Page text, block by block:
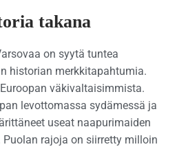
takana
on syytä tuntea
historian merkkitapahtumia.
väkivaltaisimmista.
levottomassa sydämessä ja
useat naapurimaiden
rajoja on siirretty milloin